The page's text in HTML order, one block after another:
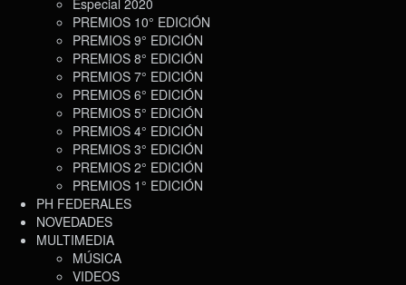
Especial 2020
PREMIOS 10° EDICIÓN
PREMIOS 9° EDICIÓN
PREMIOS 8° EDICIÓN
PREMIOS 7° EDICIÓN
PREMIOS 6° EDICIÓN
PREMIOS 5° EDICIÓN
PREMIOS 4° EDICIÓN
PREMIOS 3° EDICIÓN
PREMIOS 2° EDICIÓN
PREMIOS 1° EDICIÓN
PH FEDERALES
NOVEDADES
MULTIMEDIA
MÚSICA
VIDEOS